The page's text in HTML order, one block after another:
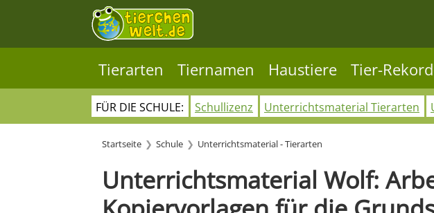
Tierarten Tiernamen Haustiere Tier-
FÜR DIE SCHULE: Schullizenz Unterrichtsmaterial Tierarten
Startseite Schule Unterrichtsmaterial - Tierarten
Unterrichtsmaterial Wolf: